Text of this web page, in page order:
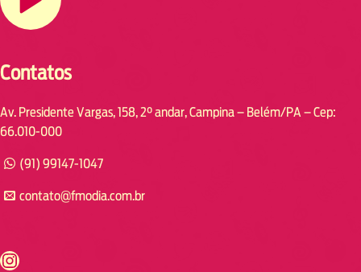
Contatos
Av. Presidente Vargas, 158, 2° andar, Campina – Belém/PA – Cep:
66.010-000
(91) 99147-1047
contato@fmodia.com.br
https://www.instagram.com/fmodia.cabofrio/